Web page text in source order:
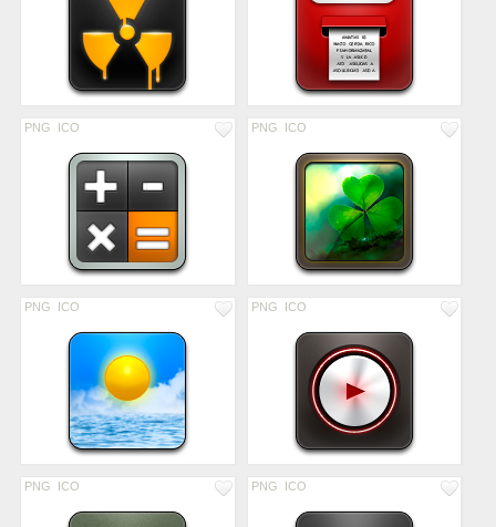
PNG ICO PNG ICO
PNG ICO PNG ICO
PNG ICO PNG ICO